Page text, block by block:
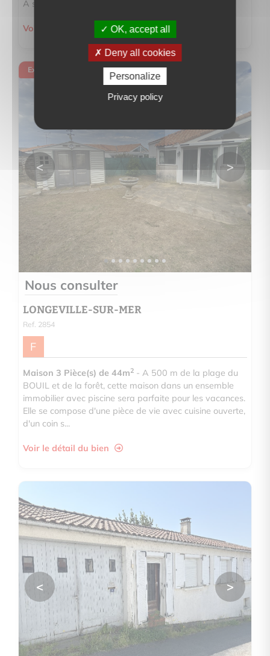
À seul...
Voir le détail du bien
Exclusivité
< >
LONGEVILLE-SUR-MER
Ref. 2854
F
Maison 3 Pièce(s) de 44m2- A 500 m de la plage du
BOUIL et de la forêt, cette maison dans un ensemble
immobilier avec piscine sera parfaite pour les vacances.
Elle se compose d'une pièce de vie avec cuisine ouverte,
d'un coin s...
Voir le détail du bien
Nous consulter
< >
OK, accept all
Deny all cookies
Personalize
Privacy policy